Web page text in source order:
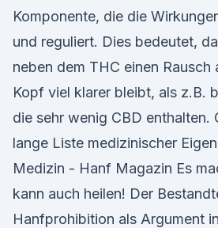
Komponente, die die
und reguliert. Dies bedeutet,
neben dem THC einen Rausch
Kopf viel klarer bleibt, als z.B.
die sehr wenig CBD enthalten.
lange Liste medizinischer
Medizin - Hanf Magazin Es
kann auch heilen! Der
Hanfprohibition als Argument